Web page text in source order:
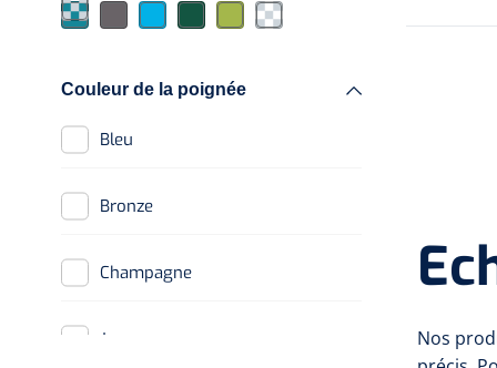
Couleur de la poignée
Bleu
Bronze
Champagne
Nos